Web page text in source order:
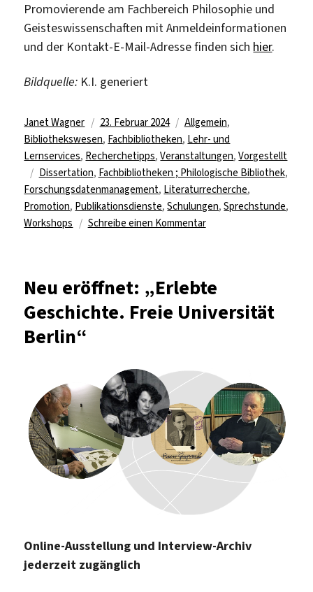
Promovierende am Fachbereich Philosophie und
Geisteswissenschaften mit Anmeldeinformationen
und der Kontakt-E-Mail-Adresse finden sich hier.
Bildquelle: K.I. generiert
Autor
Janet Wagner
Veröffentlicht
am
23. Februar 2024 Kategorien
Allgemein,
Bibliothekswesen, Fachbibliotheken, Lehr- und
Lernservices, Recherchetipps,Veranstaltungen,Vorgestellt
Schlagwörter
Dissertation, Fachbibliotheken ; Philologische Bibliothek,
Forschungsdatenmanagement, Literaturrecherche,
Promotion, Publikationsdienste,Schulungen,Sprechstunde,
Workshops
Schreibe einen Kommentarzu
in
der
Philologischen
Neu eröffnet: „Erlebte
Geschichte. Freie Universität
Berlin“
Online-Ausstellung und Interview-Archiv
jederzeit zugänglich